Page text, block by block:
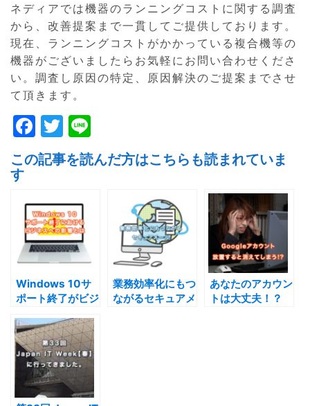
ネディアでは機器のランニングコストに関する調査
から、改善提案まで一貫してご提供しております。
現在、ランニングコストがかかっている複合機等の
機器がございましたらお気軽にお問い合わせくださ
い。調査し原因の特定、原因解決のご提案までさせ
て頂きます。
F
a
c
b
o
o
k
T
w
itt
n
e
この記事を読んだ方はこちらも読まれていま
す
Windows 10サ
ポート終了がビジ
をもたらすのか
業務効率化にもつ
ながるセキュアメ
あなたのアカウン
トは大丈夫！？